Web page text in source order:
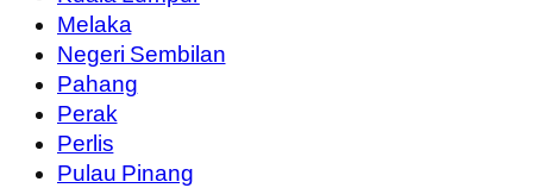
Melaka
Negeri Sembilan
Pahang
Perak
Perlis
Pulau Pinang